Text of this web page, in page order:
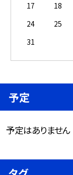
17
18
24
25
31
予定
予定はありません